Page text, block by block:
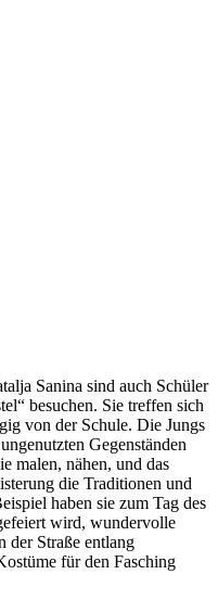
Sanina sind auch Schüler
besuchen. Sie treffen sich
von der Schule. Die Jungs
Gegenständen
malen, nähen, und das
die Traditionen und
haben sie zum Tag des
wird, wundervolle
der Straße entlang
für den Fasching